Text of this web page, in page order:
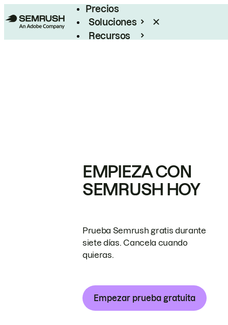
Precios
Soluciones
Recursos
EMPIEZA CON
SEMRUSH HOY
Prueba Semrush gratis durante
siete días. Cancela cuando
quieras.
Empezar prueba gratuita